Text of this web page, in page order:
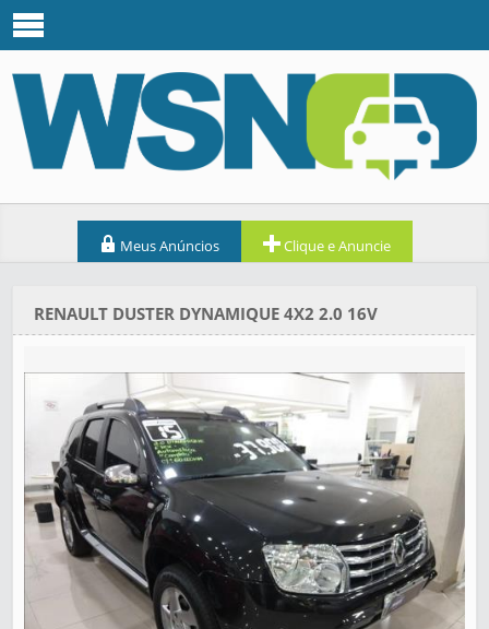
Meus Anúncios Clique e Anuncie
RENAULT DUSTER DYNAMIQUE 4X2 2.0 16V